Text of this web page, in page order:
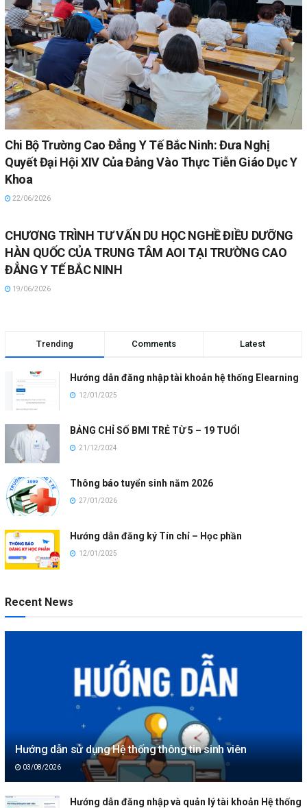
Chi Bộ Trường Cao Đẳng Y Tế Bắc Ninh: Đưa Nghị
Quyết Đại Hội XIV Của Đảng Vào Thực Tiễn Giáo Dục Y
Khoa
22/06/2026
CHƯƠNG TRÌNH TƯ VẤN DU HỌC NGHỀ ĐIỀU DƯỠNG
HÀN QUỐC CỦA TRUNG TÂM AOI TẠI TRƯỜNG CAO
ĐẲNG Y TẾ BẮC NINH
19/06/2026
Trending Comments Latest
Hướng dẫn đăng nhập tài khoản hệ thống Elearning
12/01/2025
BẢNG CHỈ SỐ BMI TRẺ TỪ 5 – 19 TUỔI
21/12/2024
Thông báo tuyển sinh năm 2026
27/01/2026
Hướng dẫn đăng ký Tín chỉ – Học phần
12/01/2025
Recent News
Hướng dẫn sử dụng Hệ thống thông tin sinh viên
03/08/2026
Hướng dẫn đăng nhập và quản lý tài khoản Hệ thống